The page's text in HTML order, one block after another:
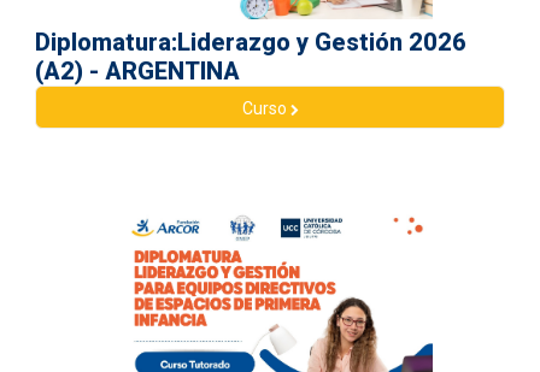
Diplomatura:Liderazgo y Gestión 2026
(A2) - ARGENTINA
Curso